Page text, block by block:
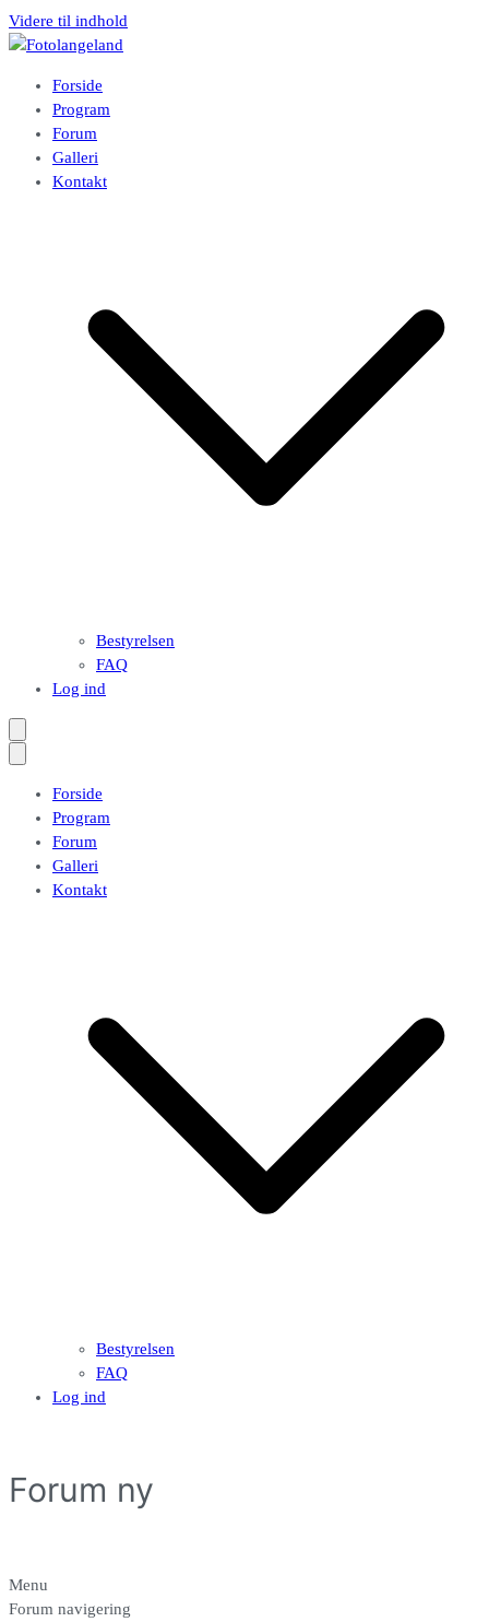
Videre til indhold
Fotolangeland
Fotoklubben på Langeland
Forside
Program
Forum
Galleri
Kontakt
Bestyrelsen
FAQ
Log ind
Forside
Program
Forum
Galleri
Kontakt
Bestyrelsen
FAQ
Log ind
Forum ny
Menu
Forum navigering